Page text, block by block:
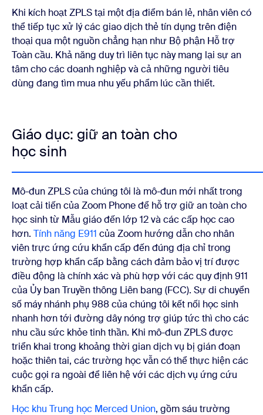
Khi kích hoạt ZPLS tại một địa điểm bán lẻ, nhân viên có
thể tiếp tục xử lý các giao dịch thẻ tín dụng trên điện
thoại qua một nguồn chẳng hạn như Bộ phận Hỗ trợ
Toàn cầu. Khả năng duy trì liên tục này mang lại sự an
tâm cho các doanh nghiệp và cả những người tiêu
dùng đang tìm mua nhu yếu phẩm lúc cần thiết.
Giáo dục: giữ an toàn cho
học sinh
Mô-đun ZPLS của chúng tôi là mô-đun mới nhất trong
loạt cải tiến của Zoom Phone để hỗ trợ giữ an toàn cho
học sinh từ Mẫu giáo đến lớp 12 và các cấp học cao
hơn. Tính năng E911 của Zoom hướng dẫn cho nhân
viên trực ứng cứu khẩn cấp đến đúng địa chỉ trong
trường hợp khẩn cấp bằng cách đảm bảo vị trí được
điều động là chính xác và phù hợp với các quy định 911
của Ủy ban Truyền thông Liên bang (FCC). Sự di chuyển
số máy nhánh phụ 988 của chúng tôi kết nối học sinh
nhanh hơn tới đường dây nóng trợ giúp tức thì cho các
nhu cầu sức khỏe tinh thần. Khi mô-đun ZPLS được
triển khai trong khoảng thời gian dịch vụ bị gián đoạn
hoặc thiên tai, các trường học vẫn có thể thực hiện các
cuộc gọi ra ngoài để liên hệ với các dịch vụ ứng cứu
khẩn cấp.
Học khu Trung học Merced Union, gồm sáu trường